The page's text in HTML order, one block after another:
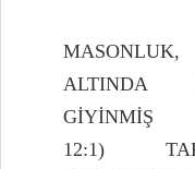
ALTINDA
12:1)